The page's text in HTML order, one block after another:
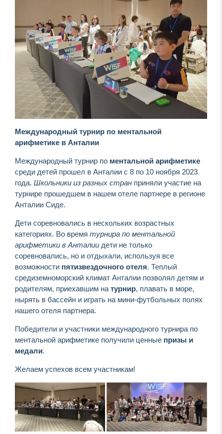
Международный турнир по ментальной
арифметике в Анталии
Международный турнир по ментальной арифметике
среди детей прошел в Анталии с 8 по 10 ноября 2023
года. Школьники из разных стран приняли участие на
турнире прошедшем в нашем отеле партнере в регионе
Анталии Сиде.
Дети соревновались в нескольких возрастных
категориях. Во время турнира по ментальной
арифметики в Анталии дети не только
соревновались, но и отдыхали, используя все
возможности пятизвездочного отеля. Теплый
средиземноморский климат Анталии позволял детям и
родителям, приехавшим на турнир, плавать в море,
нырять в бассейн и играть на мини-футбольных полях
нашего отеля партнера.
Победители и участники международного турнира по
ментальной арифметике получили ценные призы и
медали.
Желаем успехов всем участникам!